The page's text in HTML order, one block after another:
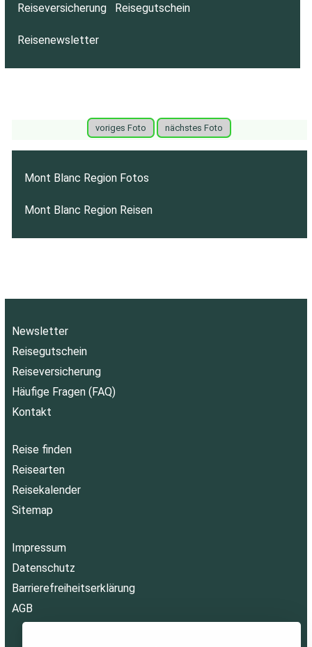
Reiseversicherung Reisegutschein
Reisenewsletter
voriges Foto nächstes Foto
Mont Blanc Region Fotos
Mont Blanc Region Reisen
Newsletter
Reisegutschein
Reiseversicherung
Häufige Fragen (FAQ)
Kontakt
Reise finden
Reisearten
Reisekalender
Sitemap
Impressum
Datenschutz
Barrierefreiheitserklärung
AGB